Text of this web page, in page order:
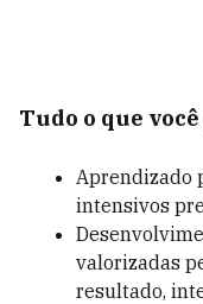
Tudo o que
Aprendizado
intensivos
valorizadas
resultado,